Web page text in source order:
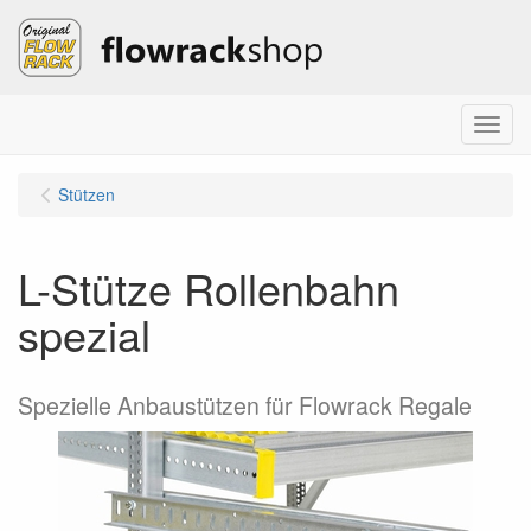
Menu
Stützen
L-Stütze Rollenbahn
spezial
Spezielle Anbaustützen für Flowrack Regale